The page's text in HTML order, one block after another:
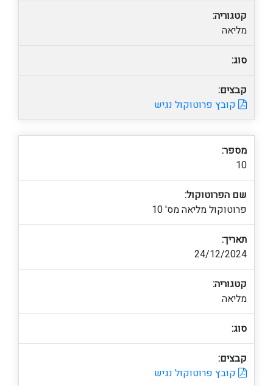
קטגוריה:
מליאה
סוג:
קבצים:
קובץ פרוטוקול נגיש
מספר:
10
שם הפרוטוקול:
פרוטוקול מליאה מס' 10
תאריך:
24/12/2024
קטגוריה:
מליאה
סוג:
קבצים:
קובץ פרוטוקול נגיש